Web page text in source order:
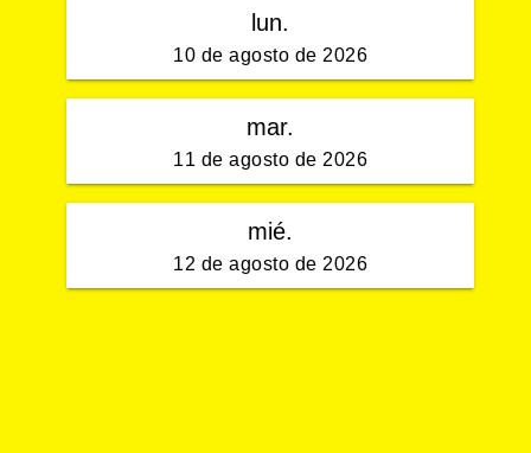
lun.
10 de agosto de 2026
mar.
11 de agosto de 2026
mié.
12 de agosto de 2026